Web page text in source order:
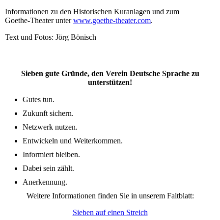
Informationen zu den Historischen Kuranlagen und zum
Goethe-Theater unterwww.goethe-theater.com.
Text und Fotos: Jörg Bönisch
Sieben gute Gründe, den Verein Deutsche Sprache zu
unterstützen!
Gutes tun.
Zukunft sichern.
Netzwerk nutzen.
Entwickeln und Weiterkommen.
Informiert bleiben.
Dabei sein zählt.
Anerkennung.
Weitere Informationen finden Sie in unserem Faltblatt:
Sieben auf einen Streich